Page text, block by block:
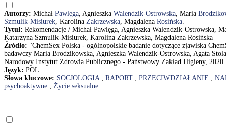
Autorzy: Michał Pawlęga, Agnieszka Walendzik-Ostrowska, Maria
Szmulik-Misiurek, Karolina Zakrzewska, Magdalena Rosińska.
Tytuł: Rekomendacje / Michał Pawlęga, Agnieszka Walendzik-Ostrowska,
Katarzyna Szmulik-Misiurek, Karolina Zakrzewska, Magdalena Rosińska
Źródło: "ChemSex Polska - ogólnopolskie badanie dotyczące zjawiska
badawczy Maria Brodzikowska, Agnieszka Walendzik-Ostrowska, Agata
Narodowy Instytut Zdrowia Publicznego - Państwowy Zakład Higieny,
Język: POL
Słowa kluczowe: SOCJOLOGIA; RAPORT ; PRZECIWDZIAŁANIE ;
psychoaktywne ; Życie seksualne